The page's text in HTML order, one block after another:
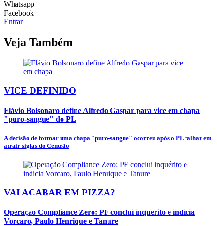
Whatsapp
Facebook
Entrar
Veja Também
VICE DEFINIDO
Flávio Bolsonaro define Alfredo Gaspar para vice em chapa
"puro-sangue" do PL
A decisão de formar uma chapa "puro-sangue" ocorreu após o PL falhar em
atrair siglas do Centrão
VAI ACABAR EM PIZZA?
Operação Compliance Zero: PF conclui inquérito e indicia
Vorcaro, Paulo Henrique e Tanure